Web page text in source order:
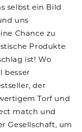
selbst ein Bild
uns
Chance zu
Produkte
ist! Wo
besser
der
Torf und
match und
Gesellschaft, um